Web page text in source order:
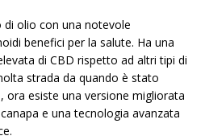
di olio con una notevole
benefici per la salute. Ha una
di CBD rispetto ad altri tipi di
strada da quando è stato
ora esiste una versione migliorata
e una tecnologia avanzata